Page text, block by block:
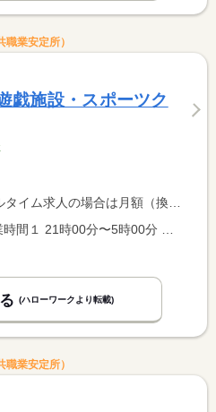
業安定所）
戯施設・スポーツク
換算額）、パート求人の場合は時間額を表示しています。
(ハローワークより転載)
業安定所）